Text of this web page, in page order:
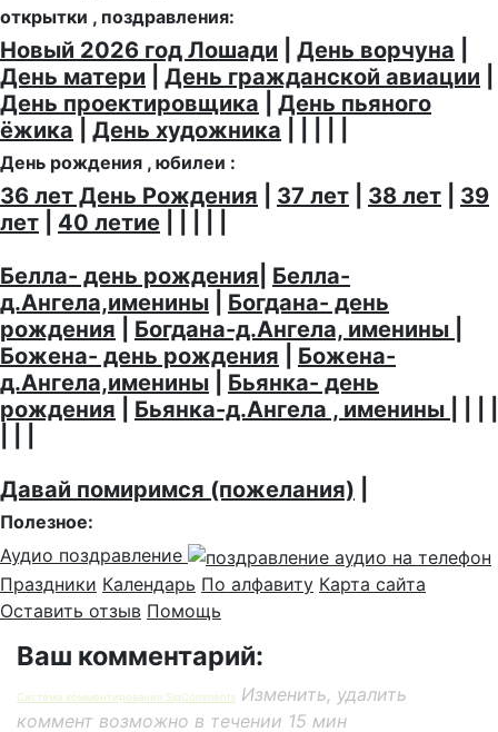
открытки , поздравления:
Новый 2026 год Лошади День ворчуна
День матери
День гражданской авиации
День проектировщика
День пьяного
ёжика
День художника
День рождения , юбилеи :
36 лет День Рождения 37 лет 38 лет
39
лет
40 летие
Белла- день рождения Белла-
д.Ангела,именины
Богдана- день
рождения
Богдана-д.Ангела, именины
Божена- день рождения
Божена-
д.Ангела,именины
Бьянка- день
рождения
Бьянка-д.Ангела , именины
Давай помиримся (пожелания)
Полезное:
Аудио поздравление
Праздники Календарь По алфавиту Карта сайта
Оставить отзыв Помощь
Ваш комментарий:
Система комментирования SigComments
Изменить, удалить
коммент возможно в течении 15 мин